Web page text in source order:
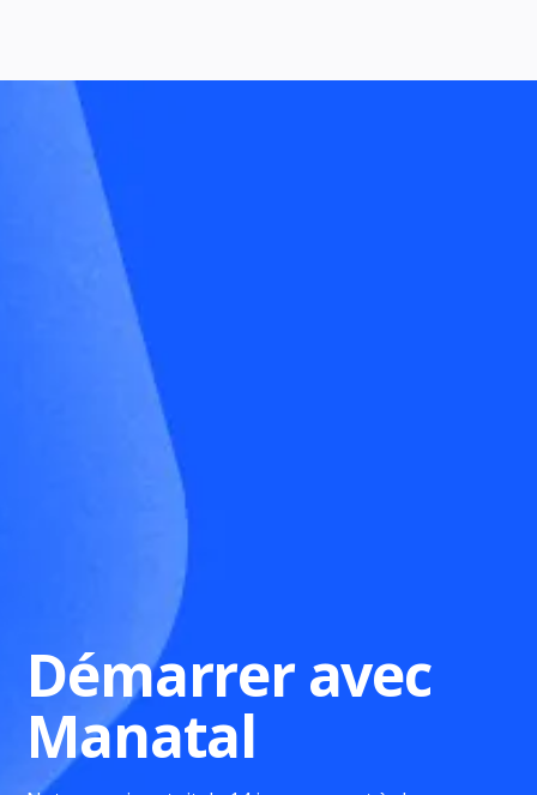
Démarrer avec
Manatal